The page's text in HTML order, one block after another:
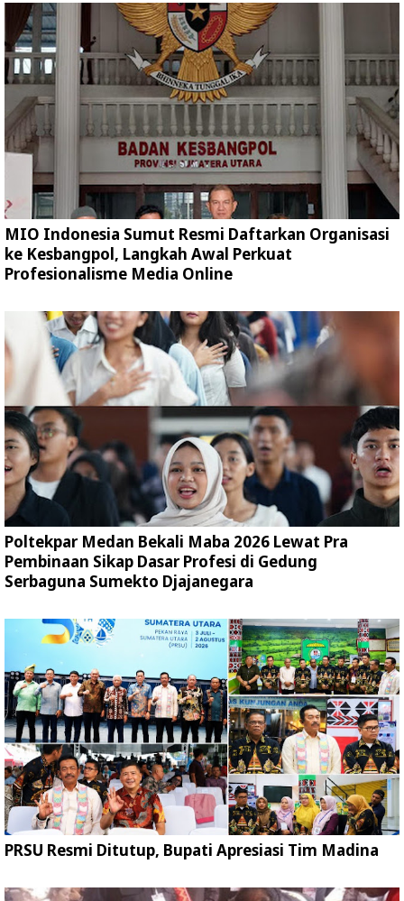
MIO Indonesia Sumut Resmi Daftarkan Organisasi
ke Kesbangpol, Langkah Awal Perkuat
Profesionalisme Media Online
Poltekpar Medan Bekali Maba 2026 Lewat Pra
Pembinaan Sikap Dasar Profesi di Gedung
Serbaguna Sumekto Djajanegara
PRSU Resmi Ditutup, Bupati Apresiasi Tim Madina